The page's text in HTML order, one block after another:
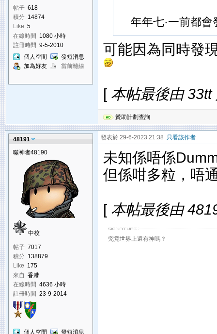
帖子 618
積分 14874
Like 5
在線時間 1080 小時
註冊時間 9-5-2010
個人空間
發短消息
加為好友
當前離線
年年七·一前都會
可能因為同時發
[本帖最後由 33tt
贊助計劃查詢
48191
噬神者48190
中校
帖子 7017
積分 138879
Like 175
來自 香港
在線時間 4636 小時
註冊時間 23-9-2014
個人空間 發短消息
發表於 29-6-2023 21:38 只看該作者
未知係唔係
但係咁多粒，唔
[本帖最後由
究竟世界上還有神嗎？